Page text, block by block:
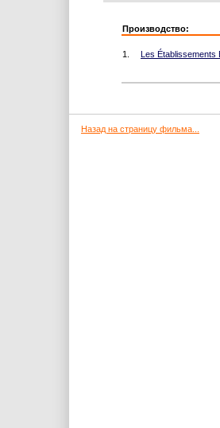
Производство:
1. Les Établissements
Назад на страницу фильма...